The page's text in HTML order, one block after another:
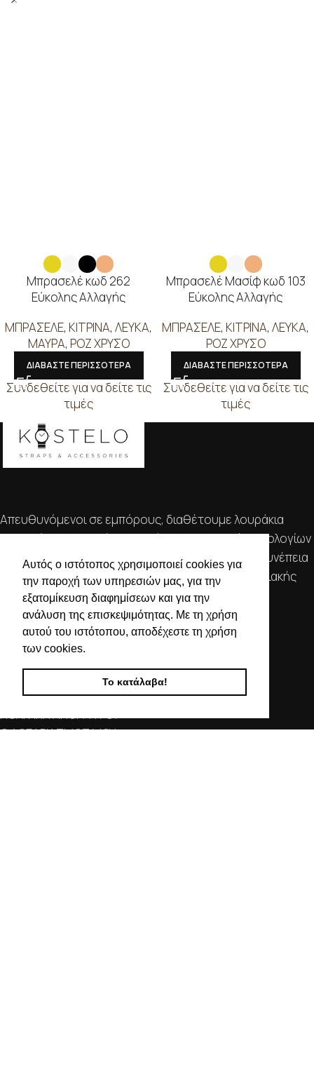
Αυτός ο ιστότοπος χρησιμοποιεί cookies για
την παροχή των υπηρεσιών μας, για την
εξατομίκευση διαφημίσεων και για την
ανάλυση της επισκεψιμότητας. Με τη χρήση
αυτού του ιστότοπου, αποδέχεστε τη χρήση
των cookies.
Το κατάλαβα!
Μπρασελέ κωδ 262
Εύκολης Αλλαγής
ΜΠΡΑΣΕΛΕ, ΚΙΤΡΙΝΑ, ΛΕΥΚΑ,
ΜΑΥΡΑ, ΡΟΖ ΧΡΥΣΟ
ΔΙΑΒΑΣΤΕ ΠΕΡΙΣΣΟΤΕΡΑ
Συνδεθείτε για να δείτε τις
τιμές
Μπρασελέ Μασίφ κωδ 103
Εύκολης Αλλαγής
ΜΠΡΑΣΕΛΕ, ΚΙΤΡΙΝΑ, ΛΕΥΚΑ,
ΡΟΖ ΧΡΥΣΟ
ΔΙΑΒΑΣΤΕ ΠΕΡΙΣΣΟΤΕΡΑ
Συνδεθείτε για να δείτε τις
τιμές
Απευθυνόμενοι σε εμπόρους, διαθέτουμε λουράκια
ρολογιών, μπρασελέ, μπαταρίες, μηχανισμούς ωρολογίων
& εργαλεία αρίστης ποιότητας. Η αξιοπιστία & η συνέπεια
αποτελούν τα κύρια χαρακτηριστικά της οικογενειακής
επιχείρησής μας.
ΧΡΗΣΙΜΕΣ ΠΛΗΡΟΦΟΡΙΕΣ
ΕΠΙΚΟΙΝΩΝΙΑ
ΤΡΟΠΟΙ ΠΛΗΡΩΜΗΣ ΑΠΟΣΤΟΛΗΣ
ΠΟΛΙΤΙΚΗ ΑΠΟΡΡΗΤΟΥ
Ο ΛΟΓΑΡΙΑΣΜΟΣ ΜΟΥ